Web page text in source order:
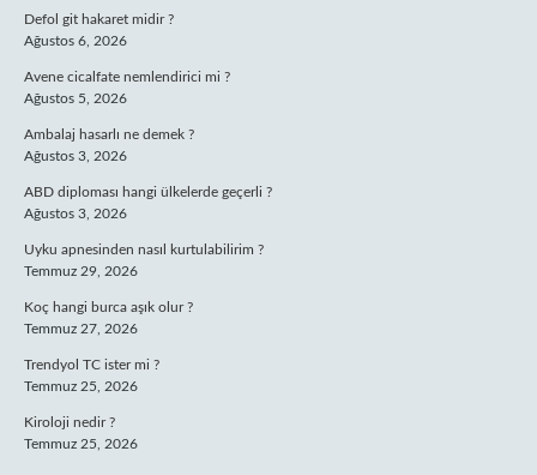
Defol git hakaret midir ?
Ağustos 6, 2026
Avene cicalfate nemlendirici mi ?
Ağustos 5, 2026
Ambalaj hasarlı ne demek ?
Ağustos 3, 2026
ABD diploması hangi ülkelerde geçerli ?
Ağustos 3, 2026
Uyku apnesinden nasıl kurtulabilirim ?
Temmuz 29, 2026
Koç hangi burca aşık olur ?
Temmuz 27, 2026
Trendyol TC ister mi ?
Temmuz 25, 2026
Kiroloji nedir ?
Temmuz 25, 2026